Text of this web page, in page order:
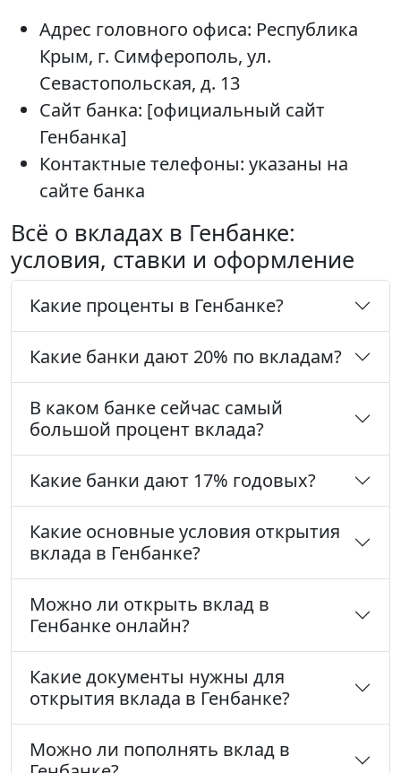
Адрес головного офиса: Республика
Крым, г. Симферополь, ул.
Севастопольская, д. 13
Сайт банка: [официальный сайт
Генбанка]
Контактные телефоны: указаны на
сайте банка
Всё о вкладах в Генбанке:
условия, ставки и оформление
Какие проценты в Генбанке?
Какие банки дают 20% по вкладам?
В каком банке сейчас самый
большой процент вклада?
Какие банки дают 17% годовых?
Какие основные условия открытия
вклада в Генбанке?
Можно ли открыть вклад в
Генбанке онлайн?
Какие документы нужны для
открытия вклада в Генбанке?
Можно ли пополнять вклад в